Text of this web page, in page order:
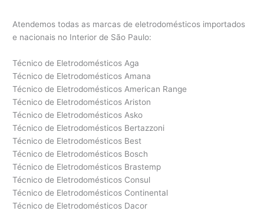
Atendemos todas as marcas de eletrodomésticos importados
e nacionais no Interior de São Paulo:
Técnico de Eletrodomésticos Aga
Técnico de Eletrodomésticos Amana
Técnico de Eletrodomésticos American Range
Técnico de Eletrodomésticos Ariston
Técnico de Eletrodomésticos Asko
Técnico de Eletrodomésticos Bertazzoni
Técnico de Eletrodomésticos Best
Técnico de Eletrodomésticos Bosch
Técnico de Eletrodomésticos Brastemp
Técnico de Eletrodomésticos Consul
Técnico de Eletrodomésticos Continental
Técnico de Eletrodomésticos Dacor